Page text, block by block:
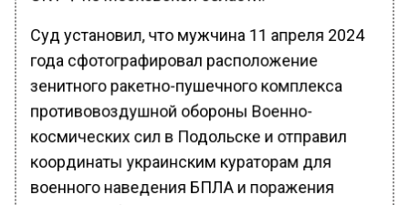
Суд установил, что мужчина 11 апреля 2024
года сфотографировал расположение
зенитного ракетно-пушечного комплекса
противовоздушной обороны Военно-
космических сил в Подольске и отправил
координаты украинским кураторам для
военного наведения БПЛА и поражения